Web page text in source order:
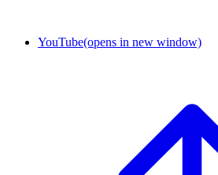
YouTube(opens in new window)